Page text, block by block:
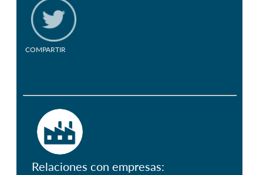
COMPARTIR
Relaciones con empresas: